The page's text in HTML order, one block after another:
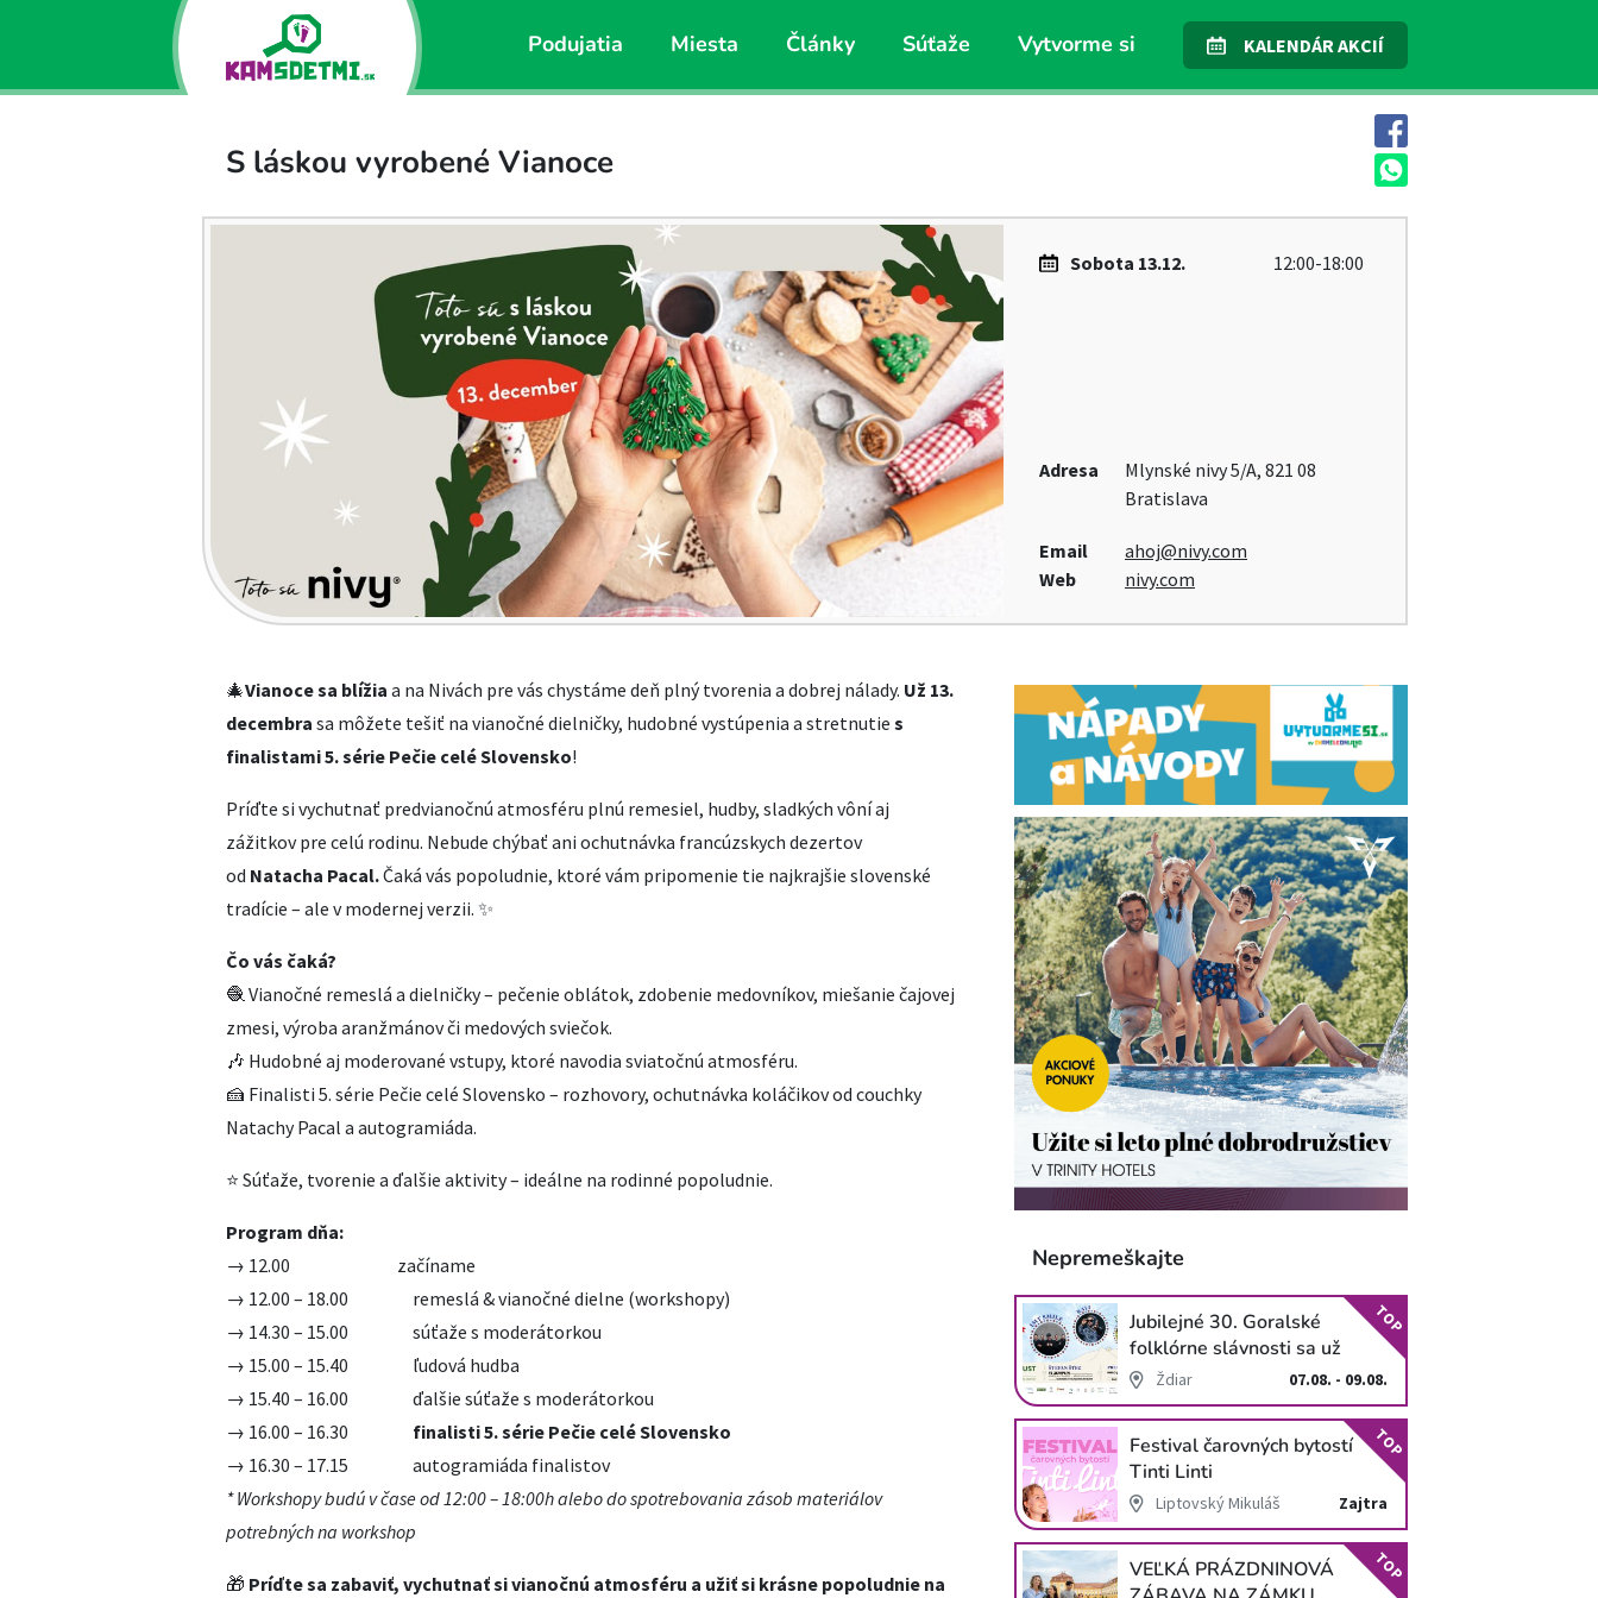
Podujatia Miesta Články Súťaže Vytvorme si KALENDÁR AKCIÍ
S láskou vyrobené Vianoce
Sobota 13.12. 12:00-18:00
Adresa
Mlynské nivy 5/A, 821 08
Bratislava
Email
ahoj@nivy.com
Web
nivy.com
🎄Vianoce sa blížia a na Nivách pre vás chystáme deň plný tvorenia a dobrej nálady. Už 13.
decembra sa môžete tešiť na vianočné dielničky, hudobné vystúpenia a stretnutie s
finalistami5. série Pečie celé Slovensko!
Príďte si vychutnať predvianočnú atmosféru plnú remesiel, hudby, sladkých vôní aj
zážitkov pre celú rodinu. Nebude chýbať ani ochutnávka francúzskych dezertov
od Natacha Pacal.Čaká vás popoludnie, ktoré vám pripomenie tie najkrajšie slovenské
tradície – ale v modernej verzii. ✨
Čo vás čaká?
🧶 Vianočné remeslá a dielničky – pečenie oblátok, zdobenie medovníkov, miešanie čajovej
zmesi, výroba aranžmánov či medových sviečok.
🎶 Hudobné aj moderované vstupy, ktoré navodia sviatočnú atmosféru.
🍰 Finalisti 5. série Pečie celé Slovensko – rozhovory, ochutnávka koláčikov od couchky
Natachy Pacal a autogramiáda.
⭐ Súťaže, tvorenie a ďalšie aktivity – ideálne na rodinné popoludnie.
Program dňa:
→ 12.00 začíname
→ 12.00 – 18.00 remeslá & vianočné dielne (workshopy)
→ 14.30 – 15.00 súťaže s moderátorkou
→ 15.00 – 15.40 ľudová hudba
→ 15.40 – 16.00 ďalšie súťaže s moderátorkou
→ 16.00 – 16.30 finalisti 5. série Pečie celé Slovensko
→ 16.30 – 17.15 autogramiáda finalistov
* Workshopy budú v čase od 12:00 – 18:00h alebo do spotrebovania zásob materiálov
potrebných na workshop
🎁 Príďte sa zabaviť, vychutnať si vianočnú atmosféru a užiť si krásne popoludnie na
Nepremeškajte
Jubilejné 30. Goralské
folklórne slávnosti sa už
blížiaŽdiar 07.08. - 09.08.
TOP
Festival čarovných bytostí
Tinti Linti
Liptovský Mikuláš Zajtra
TOP
VEĽKÁ PRÁZDNINOVÁ
TOP